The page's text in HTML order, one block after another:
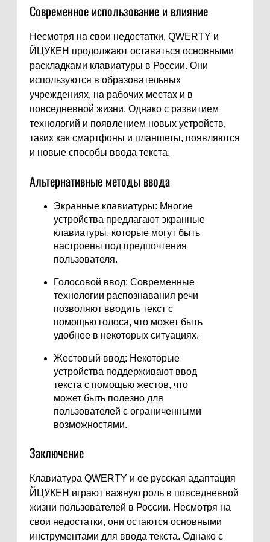
Современное использование и влияние
Несмотря на свои недостатки, QWERTY и
ЙЦУКЕН продолжают оставаться основными
раскладками клавиатуры в России. Они
используются в образовательных
учреждениях, на рабочих местах и в
повседневной жизни. Однако с развитием
технологий и появлением новых устройств,
таких как смартфоны и планшеты, появляются
и новые способы ввода текста.
Альтернативные методы ввода
Экранные клавиатуры: Многие
устройства предлагают экранные
клавиатуры, которые могут быть
настроены под предпочтения
пользователя.
Голосовой ввод: Современные
технологии распознавания речи
позволяют вводить текст с
помощью голоса, что может быть
удобнее в некоторых ситуациях.
Жестовый ввод: Некоторые
устройства поддерживают ввод
текста с помощью жестов, что
может быть полезно для
пользователей с ограниченными
возможностями.
Заключение
Клавиатура QWERTY и ее русская адаптация
ЙЦУКЕН играют важную роль в повседневной
жизни пользователей в России. Несмотря на
свои недостатки, они остаются основными
инструментами для ввода текста. Однако с